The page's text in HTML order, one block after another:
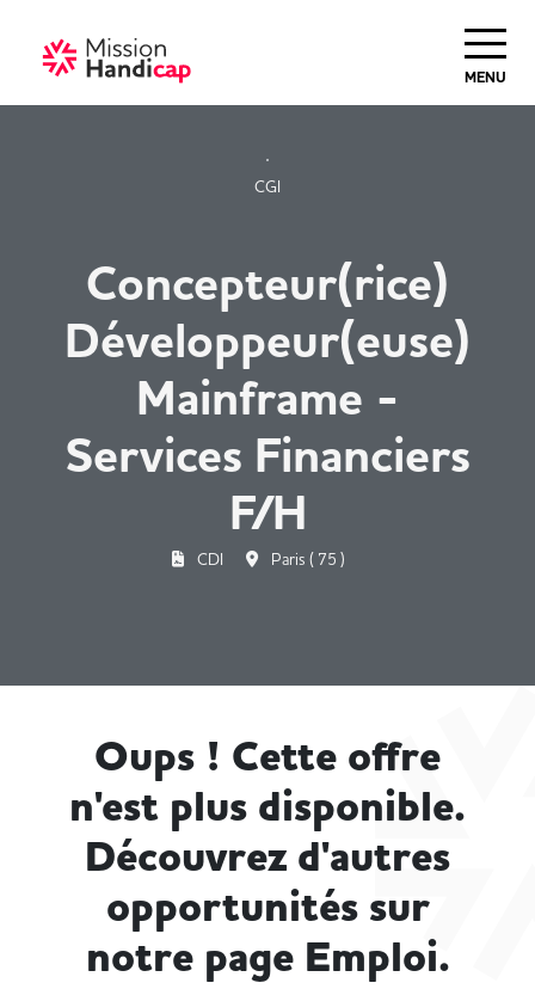
MENU
CGI
Concepteur(rice)
Développeur(euse)
Mainframe -
Services Financiers
F/H
CDI Paris ( 75 )
Oups ! Cette offre
n'est plus disponible.
Découvrez d'autres
opportunités sur
notre page Emploi.